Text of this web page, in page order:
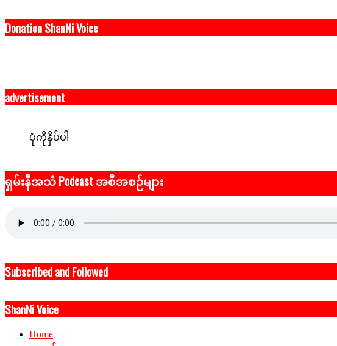
Donation ShanNi Voice
advertisement
ပုံကိုနှိပ်ပါ
ရှမ်းနီအသံ Podcast အစီအစဉ်များ
Subscribed and Followed
ShanNi Voice
Home